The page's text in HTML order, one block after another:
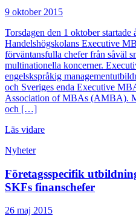
9 oktober 2015
Torsdagen den 1 oktober startade
Handelshögskolans Executive
förväntansfulla chefer från såväl
multinationella koncerner.
engelskspråkig
och Sveriges enda Executive
Association of MBAs (AMBA).
och […]
Läs vidare
Nyheter
Företagsspecifik
SKFs finanschefer
26 maj 2015